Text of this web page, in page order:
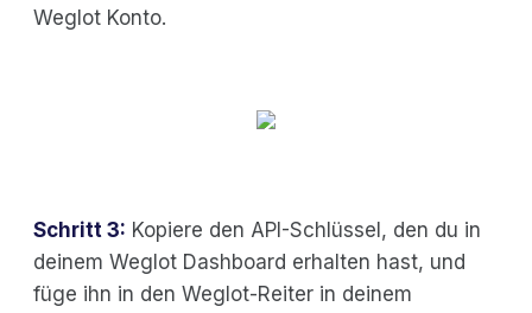
Weglot Konto.
Schritt 3: Kopiere den API-Schlüssel, den du in
deinem Weglot Dashboard erhalten hast, und
füge ihn in den Weglot-Reiter in deinem